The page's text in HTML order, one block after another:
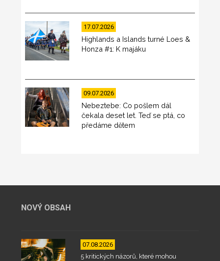
17.07.2026
Highlands a Islands turné Loes &
Honza #1: K majáku
09.07.2026
Nebeztebe: Co pošlem dál
čekala deset let. Teď se ptá, co
předáme dětem
NOVÝ OBSAH
07.08.2026
5 kritických názorů, které mohou